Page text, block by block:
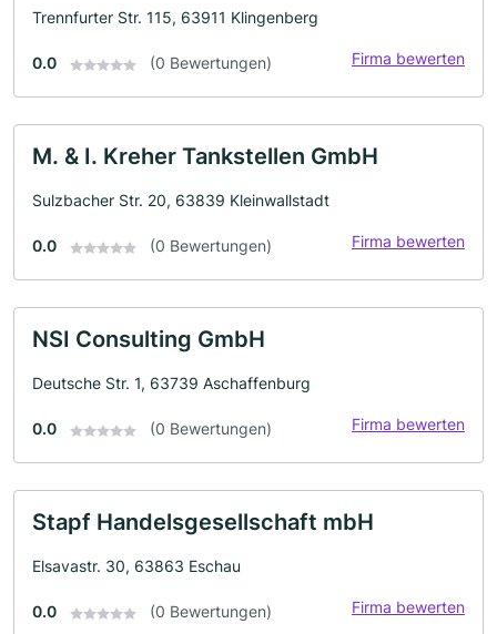
Trennfurter Str. 115, 63911 Klingenberg
0.0 (0 Bewertungen) Firma bewerten
M. & I. Kreher Tankstellen GmbH
Sulzbacher Str. 20, 63839 Kleinwallstadt
0.0 (0 Bewertungen) Firma bewerten
NSI Consulting GmbH
Deutsche Str. 1, 63739 Aschaffenburg
0.0 (0 Bewertungen) Firma bewerten
Stapf Handelsgesellschaft mbH
Elsavastr. 30, 63863 Eschau
0.0 (0 Bewertungen) Firma bewerten